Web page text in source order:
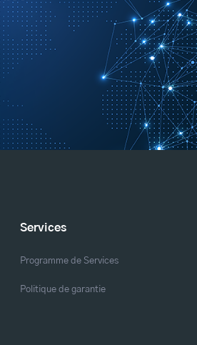
Services
Programme de Services
Politique de garantie